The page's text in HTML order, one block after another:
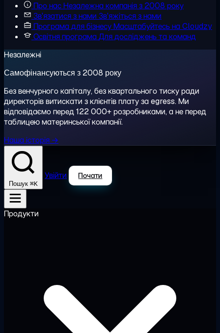
Про насНезалежна компанія з 2008 року
Зв'язатися з нами Зв'яжіться з нами
Програма для бізнесуМасштабуйтесь на Cloudzy
Освітня програмаДля досліджень та команд
Незалежні
Самофінансуються з 2008 року
Без венчурного капіталу, без квартального тиску ради
директорів витискати з клієнтів плату за egress. Ми
відповідаємо перед 122 000+ розробниками, а не перед
таблицею материнської компанії.
Наша історія →
Пошук ⌘K
Увійти Почати
Продукти